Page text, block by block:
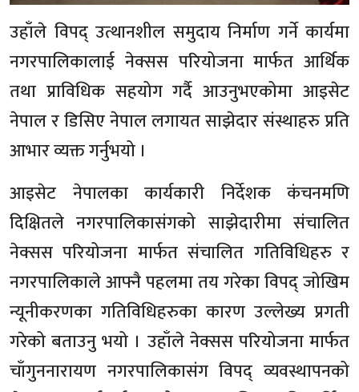
उहाँले विपद् उत्थानशील समुदाय निर्माण गर्ने कार्यमा
नगरपालिकालाई नेक्सस परियोजना मार्फत आर्थिक
तथा प्राविधिक सहयोग गर्दै आउनुभएकोमा आइसेट
नेपाल र डिसिए नेपाल लगायत साझेदार संस्थाहरु प्रति
आभार व्यक्त गर्नुभयो ।
आइसेट नेपालका कार्यकारी निर्देशक कंचनमणि
दिक्षितले नगरपालिकासंगको साझेदारीमा संचालित
नेक्सस परियोजना मार्फत संचालित गतिविधिहरु र
नगरपालिकाले आफ्नै पहलमा तय गरेका विपद् जोखिम
न्यूनीकरणका गतिविधिहरुका कारण उल्लेख्य प्रगती
गरेको बताउनु भयो । उहाँले नेक्सस परियोजना मार्फत
चाँगुननारायण नगरपालिकासंग विपद् व्यवस्थापनको